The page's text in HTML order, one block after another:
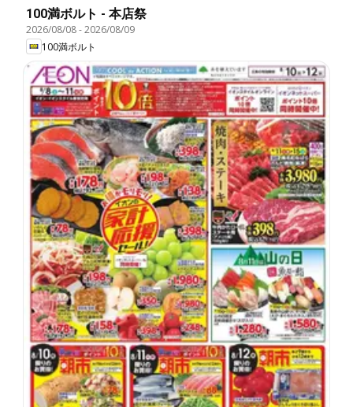
100満ボルト - 本店祭
2026/08/08-2026/08/09
100満ボルト